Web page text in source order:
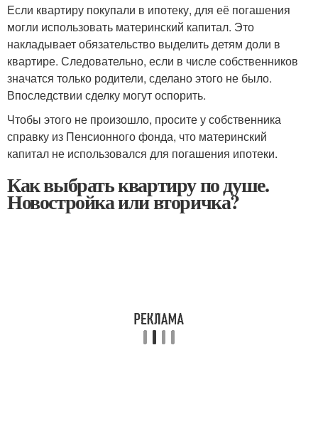
Если квартиру покупали в ипотеку, для её погашения
могли использовать материнский капитал. Это
накладывает обязательство выделить детям доли в
квартире. Следовательно, если в числе собственников
значатся только родители, сделано этого не было.
Впоследствии сделку могут оспорить.
Чтобы этого не произошло, просите у собственника
справку из Пенсионного фонда, что материнский
капитал не использовался для погашения ипотеки.
Как выбрать квартиру по душе.
Новостройка или вторичка?